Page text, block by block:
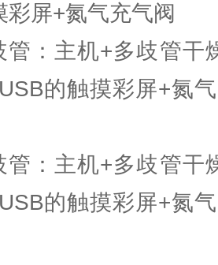
彩屏+氮气充气阀
管：主机+多歧管干
的触摸彩屏+氮
管：主机+多歧管干
的触摸彩屏+氮